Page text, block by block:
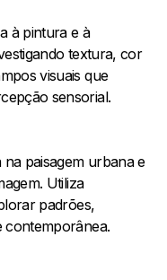
à pintura e à
textura, cor
visuais que
sensorial.
paisagem urbana e
Utiliza
padrões,
contemporânea.